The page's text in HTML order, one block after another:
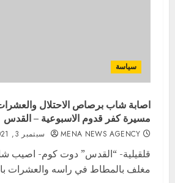
سياسة
اصابة شاب برصاص الاحتلال
مسيرة كفر قدوم الاسبوعية – القدس
MENA NEWS AGENCY سبتمبر 3, 2021
قلقيلية- “القدس” دوت كوم- اصيب
مغلف بالمطاط في راسه والعشرات